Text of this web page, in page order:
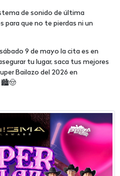
de sonido de última
para que no te pierdas ni un
9 de mayo la cita es en
tu lugar, saca tus mejores
Bailazo del 2026 en